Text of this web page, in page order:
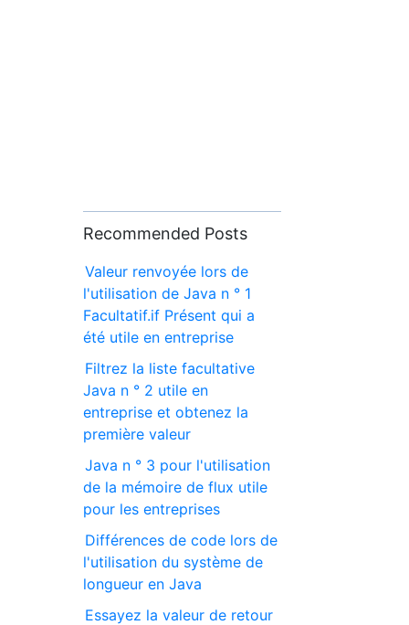
Recommended Posts
Valeur renvoyée lors de
l'utilisation de Java n ° 1
Facultatif.if Présent qui a
été utile en entreprise
Filtrez la liste facultative
Java n ° 2 utile en
entreprise et obtenez la
première valeur
Java n ° 3 pour l'utilisation
de la mémoire de flux utile
pour les entreprises
Différences de code lors de
l'utilisation du système de
longueur en Java
Essayez la valeur de retour